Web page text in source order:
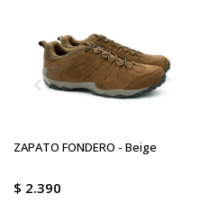
ZAPATO FONDERO - Beige
$ 2.390